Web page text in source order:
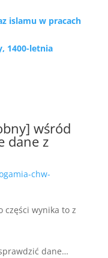
islamu w pracach
1400-letnia
wśród
dane z
chw-
części wynika to z
dane…